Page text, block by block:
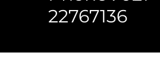
22767136